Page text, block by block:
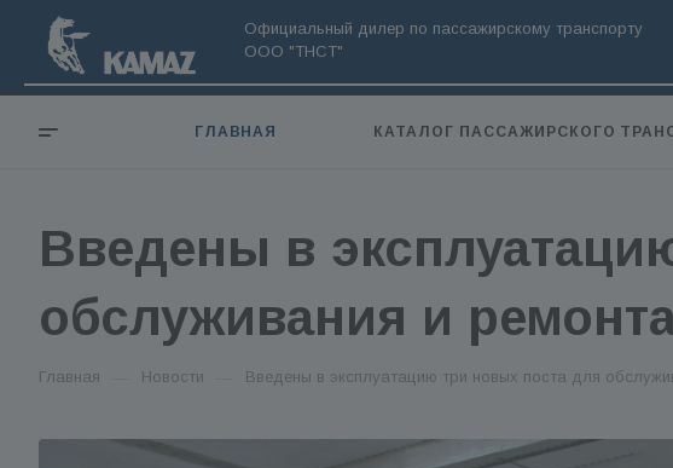
Официальный дилер по пассажирскому транспорту
ООО "ТНСТ"
ГЛАВНАЯ КАТАЛОГ ПАССАЖИРСКОГО
Введены в
обслуживания и
Главная Новости Введены в эксплуатацию три новых поста для